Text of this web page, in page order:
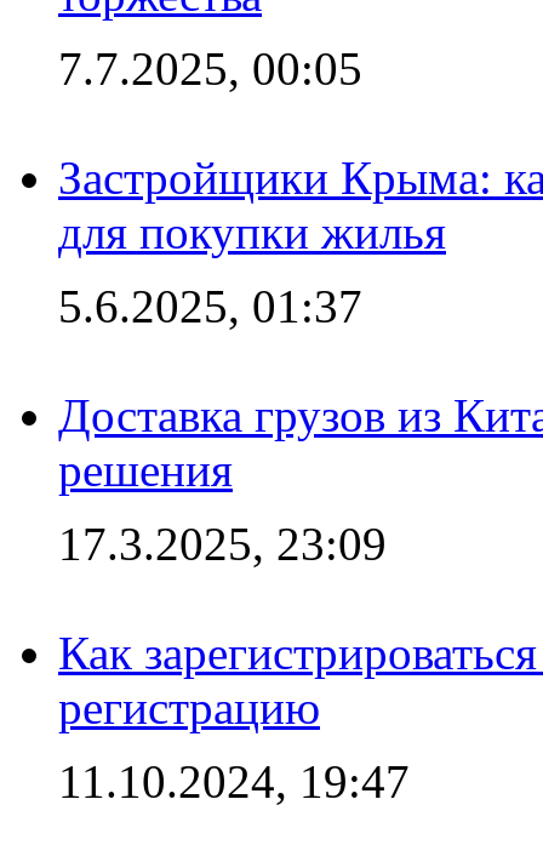
7.7.2025, 00:05
Застройщики Крыма:
для покупки жилья
5.6.2025, 01:37
Доставка грузов из
решения
17.3.2025, 23:09
Как
регистрацию
11.10.2024, 19:47